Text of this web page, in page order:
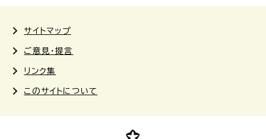
サイトマップ
ご意見・提言
リンク集
このサイトについて